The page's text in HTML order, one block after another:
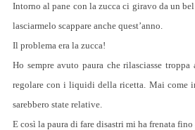
Intorno al pane con la zucca ci giravo da un
lasciarmelo scappare anche quest’anno.
Il problema era la zucca!
Ho sempre avuto paura che rilasciasse
regolare con i liquidi della ricetta. Mai come
sarebbero state relative.
E così la paura di fare disastri mi ha frenata